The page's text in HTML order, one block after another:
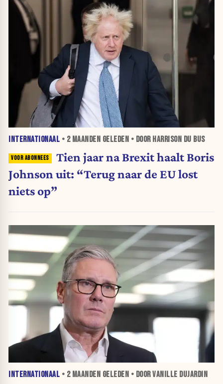
INTERNATIONAAL • 2 MAANDEN GELEDEN • DOOR HARRISON DU BUS
Tien jaar na Brexit haalt Boris
Johnson uit: “Terug naar de EU lost
niets op”
INTERNATIONAAL • 2 MAANDEN GELEDEN • DOOR VANILLE DUJARDIN